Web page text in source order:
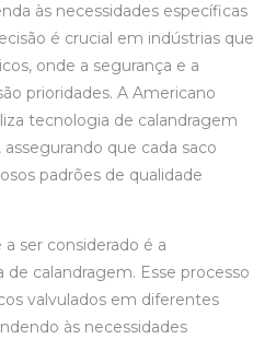
às necessidades específicas
é crucial em indústrias que
onde a segurança e a
prioridades. A Americano
tecnologia de calandragem
que cada saco
padrões de qualidade
ser considerado é a
calandragem. Esse processo
valvulados em diferentes
às necessidades